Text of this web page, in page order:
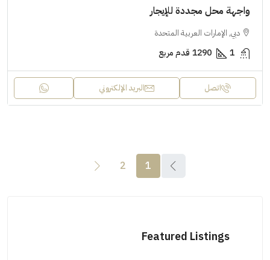
واجهة محل مجددة للإيجار
دبي, الإمارات العربية المتحدة
1
1290 قدم مربع
اتصل البريد الإلكتروني
1
2
Featured Listings